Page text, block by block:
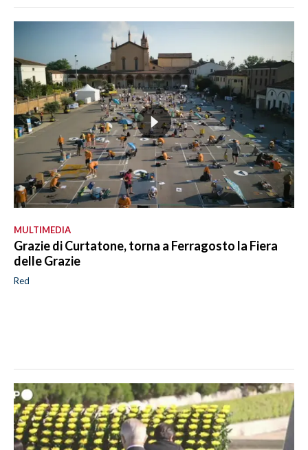
MULTIMEDIA
Grazie di Curtatone, torna a Ferragosto la Fiera
delle Grazie
Red